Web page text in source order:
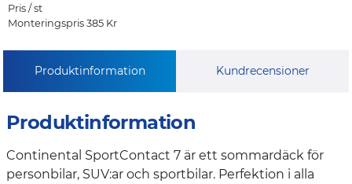
Pris / st
Monteringspris 385 Kr
Produktinformation Kundrecensioner
Produktinformation
Continental SportContact 7 är ett sommardäck för
personbilar, SUV:ar och sportbilar. Perfektion i alla